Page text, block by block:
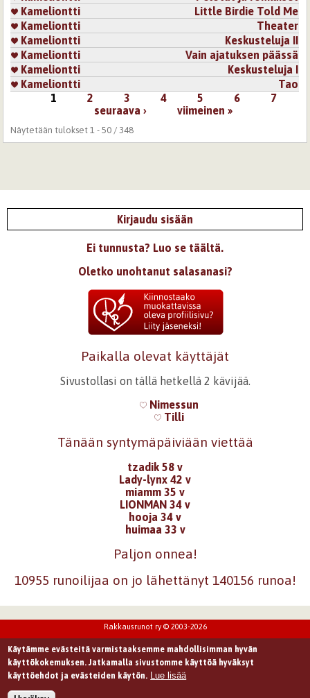
Kameliontti
Little Birdie Told Me
Kameliontti
Theater
Kameliontti
Keskusteluja II
Kameliontti
Vain ajatuksen päässä
Kameliontti
Keskusteluja I
Kameliontti
Tao
1 2 3 4 5 6
7
seuraava ›
viimeinen »
Näytetään tulokset 1 - 50 / 348
Kirjaudu sisään
Ei tunnusta? Luo se täältä.
Oletko unohtanut salasanasi?
Paikalla olevat käyttäjät
Sivustollasi on tällä hetkellä 2 kävijää.
Nimessun
Tilli
Tänään syntymäpäiviään viettää
tzadik 58 v
Lady-lynx 42 v
miamm 35 v
LIONMAN 34 v
hooja 34 v
huimaa 33 v
Paljon onnea!
10955 runoilijaa on jo lähettänyt 140156 runoa!
Rakkausrunot ry © 2003-2026
Käytämme evästeitä varmistaaksemme mahdollisimman hyvän
käyttökokemuksen. Jatkamalla sivustomme käyttöä hyväksyt
käyttöehdot ja evästeiden käytön. Lue lisää